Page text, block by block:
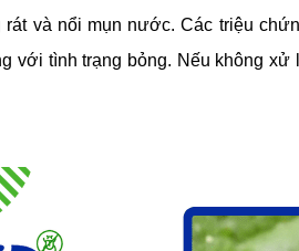
và nổi mụn nước. Các triệu
với tình trạng bỏng. Nếu không